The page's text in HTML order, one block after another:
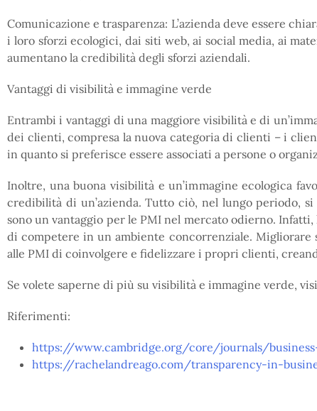
Comunicazione e trasparenza: L’azienda deve essere
i loro sforzi ecologici, dai siti web, ai social media, ai
aumentano la credibilità degli sforzi aziendali.
Vantaggi di visibilità e immagine verde
Entrambi i vantaggi di una maggiore visibilità e di
dei clienti, compresa la nuova categoria di clienti – i
in quanto si preferisce essere associati a persone o
Inoltre, una buona visibilità e un’immagine ecologica
credibilità di un’azienda. Tutto ciò, nel lungo periodo,
sono un vantaggio per le PMI nel mercato odierno.
di competere in un ambiente concorrenziale. Migliorare
alle PMI di coinvolgere e fidelizzare i propri clienti,
Se volete saperne di più su visibilità e immagine verde,
Riferimenti:
https://www.cambridge.org/core/journals/
https://rachelandreago.com/transparency-in-